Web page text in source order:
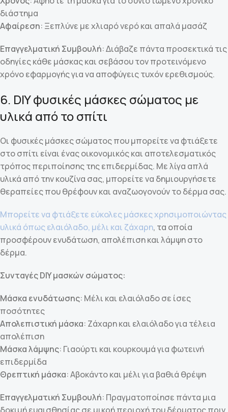
διάστημα
Αφαίρεση: Ξεπλύνε με χλιαρό νερό και απαλά μασάζ
Επαγγελματική Συμβουλή: Διάβαζε πάντα προσεκτικά τις
οδηγίες κάθε μάσκας και σεβάσου τον προτεινόμενο
χρόνο εφαρμογής για να αποφύγεις τυχόν ερεθισμούς.
6. DIY φυσικές μάσκες σώματος με
υλικά από το σπίτι
Οι φυσικές μάσκες σώματος που μπορείτε να φτιάξετε
στο σπίτι είναι ένας οικονομικός και αποτελεσματικός
τρόπος περιποίησης της επιδερμίδας. Με λίγα απλά
υλικά από την κουζίνα σας, μπορείτε να δημιουργήσετε
θεραπείες που θρέφουν και αναζωογονούν το δέρμα σας.
Μπορείτε να φτιάξετε εύκολες μάσκες χρησιμοποιώντας
υλικά όπως ελαιόλαδο, μέλι και ζάχαρη, τα οποία
προσφέρουν ενυδάτωση, απολέπιση και λάμψη στο
δέρμα.
Συνταγές DIY μασκών σώματος:
Μάσκα ενυδάτωσης: Μέλι και ελαιόλαδο σε ίσες
ποσότητες
Απολεπιστική μάσκα: Ζάχαρη και ελαιόλαδο για τέλεια
απολέπιση
Μάσκα λάμψης: Γιαούρτι και κουρκουμά για φωτεινή
επιδερμίδα
Θρεπτική μάσκα: Αβοκάντο και μέλι για βαθιά θρέψη
Επαγγελματική Συμβουλή: Πραγματοποίησε πάντα μια